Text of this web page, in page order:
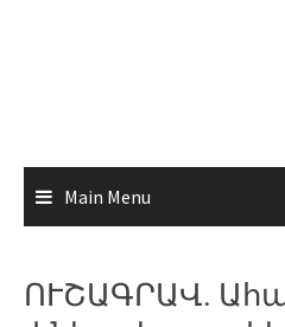
Main Menu
ՈՒՇԱԳՐԱՎ. Ահա